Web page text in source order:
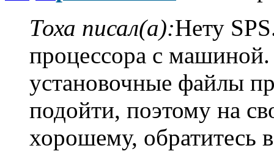
Тоха писал(а):Нету
процессора с
установочные файлы
подойти, поэтому на
хорошему, обратитесь